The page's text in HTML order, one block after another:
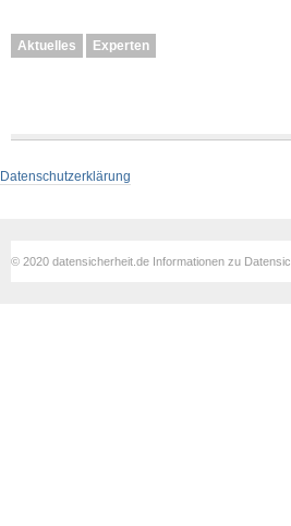
Aktuelles Experten
Datenschutzerklärung
© 2020 datensicherheit.de Informationen zu